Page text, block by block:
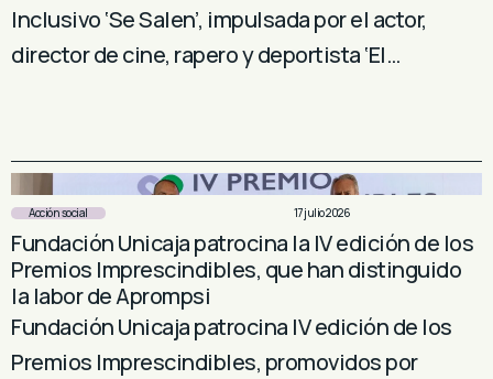
Inclusivo ‘Se Salen’, impulsada por el actor,
director de cine, rapero y deportista ‘El…
Acción social 17 julio 2026
Fundación Unicaja patrocina la IV edición de los
Premios Imprescindibles, que han distinguido
la labor de Aprompsi
Fundación Unicaja patrocina IV edición de los
Premios Imprescindibles, promovidos por